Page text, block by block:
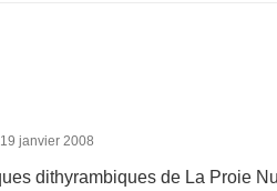
janvier 2008
dithyrambiques de La Proie